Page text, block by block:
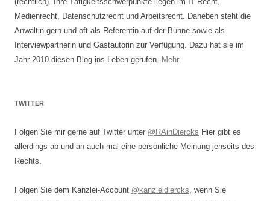
Medienrecht, Datenschutzrecht und Arbeitsrecht. Daneben steht die
Anwältin gern und oft als Referentin auf der Bühne sowie als
Interviewpartnerin und Gastautorin zur Verfügung. Dazu hat sie im
Jahr 2010 diesen Blog ins Leben gerufen. Mehr
TWITTER
Folgen Sie mir gerne auf Twitter unter @RAinDiercks Hier gibt es
allerdings ab und an auch mal eine persönliche Meinung jenseits des
Rechts.
Folgen Sie dem Kanzlei-Account @kanzleidiercks, wenn Sie